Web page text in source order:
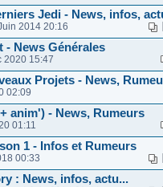
Jedi - News, infos,
2014 20:16
- News Générales
2020 15:47
Projets - News,
02:09
anim') - News, Rumeurs
01:11
1 - Infos et Rumeurs
00:33
: News, infos, actu...